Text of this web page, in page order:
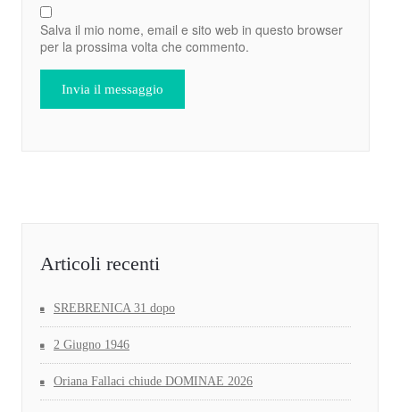
Salva il mio nome, email e sito web in questo browser
per la prossima volta che commento.
Articoli recenti
SREBRENICA 31 dopo
2 Giugno 1946
Oriana Fallaci chiude DOMINAE 2026